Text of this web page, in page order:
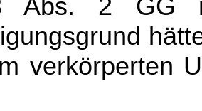
Abs. 2 GG
verkörperten